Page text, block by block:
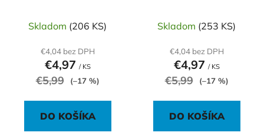
Skladom (206 KS)
€4,04 bez DPH
€4,97 / KS
€5,99 (–17 %)
DO KOŠÍKA
Skladom (253 KS)
€4,04 bez DPH
€4,97 / KS
€5,99 (–17 %)
DO KOŠÍKA